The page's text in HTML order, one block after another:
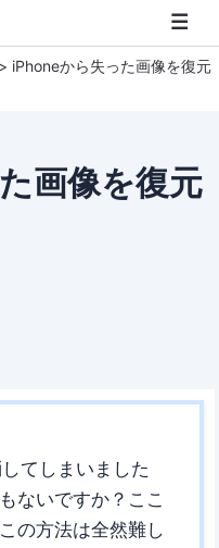
> iPhoneから失った画像を復元
画像を復元
てしまいました
ないですか？ここ
の方法は全然難し